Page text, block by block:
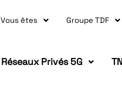
Vous êtes Groupe TDF
Réseaux Privés 5G